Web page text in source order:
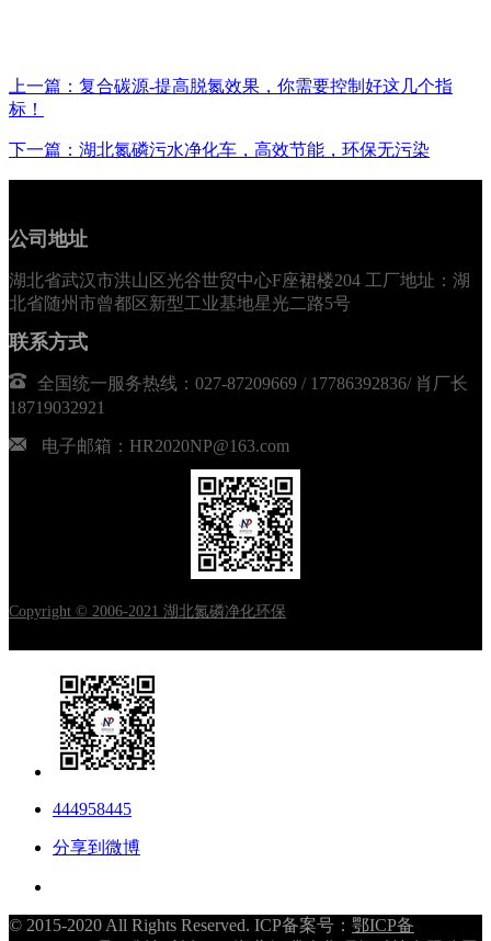
上一篇：复合碳源-提高脱氮效果，你需要控制好这几个指
标！
下一篇：湖北氮磷污水净化车，高效节能，环保无污染
公司地址
湖北省武汉市洪山区光谷世贸中心F座裙楼204 工厂地址：湖
北省随州市曾都区新型工业基地星光二路5号
联系方式
全国统一服务热线：027-87209669 / 17786392836/ 肖厂长
18719032921
电子邮箱：HR2020NP@163.com
Copyright © 2006-2021 湖北氮磷净化环保
444958445
分享到微博
© 2015-2020 All Rights Reserved. ICP备案号： 鄂ICP备